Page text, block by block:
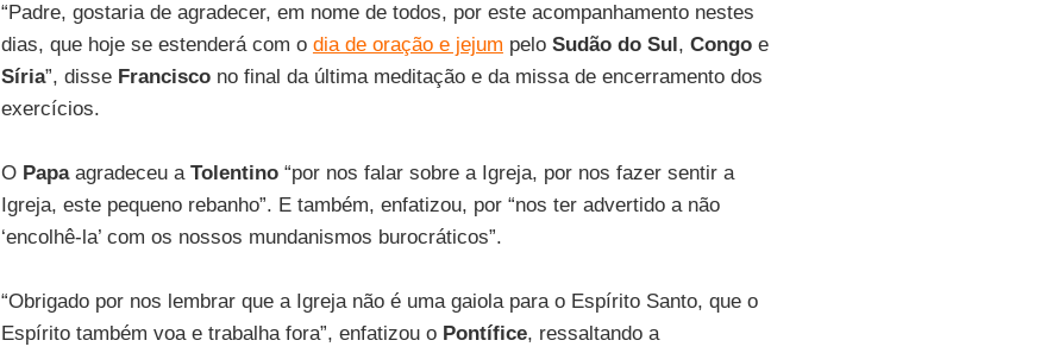
“Padre, gostaria de agradecer, em nome de todos, por este acompanhamento nestes
dias, que hoje se estenderá com o dia de oração e jejum pelo Sudão do Sul, Congoe
Síria”, disse Franciscono final da última meditação e da missa de encerramento dos
exercícios.
O Papaagradeceu a Tolentino“por nos falar sobre a Igreja, por nos fazer sentir a
Igreja, este pequeno rebanho”. E também, enfatizou, por “nos ter advertido a não
‘encolhê-la’ com os nossos mundanismos burocráticos”.
“Obrigado por nos lembrar que a Igreja não é uma gaiola para o Espírito Santo, que o
Espírito também voa e trabalha fora”, enfatizou o Pontífice, ressaltando a